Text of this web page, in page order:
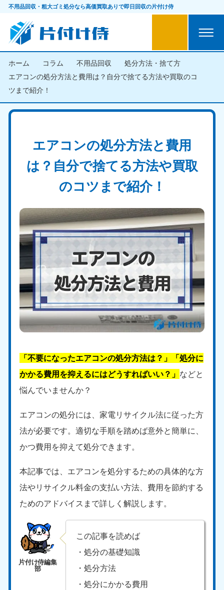
不用品回収・粗大ゴミ処分なら高価買取ありで即日回収の片付け侍
ホーム コラム 不用品回収
処分方法・捨て方
エアコンの処分方法と費用は？自分で捨てる方法や買取のコ
ツまで紹介！
エアコンの処分方法と費用
は？自分で捨てる方法や買取
のコツまで紹介！
「不要になったエアコンの処分方法は？」「処分に
かかる費用を抑えるにはどうすればいい？」 などと
悩んでいませんか？
エアコンの処分には、家電リサイクル法に従った方
法が必要です。適切な手順を踏めば意外と簡単に、
かつ費用を抑えて処分できます。
本記事では、エアコンを処分するための具体的な方
法やリサイクル料金の支払い方法、費用を節約する
ためのアドバイスまで詳しく解説します。
この記事を読めば
・処分の基礎知識
・処分方法
・処分にかかる費用